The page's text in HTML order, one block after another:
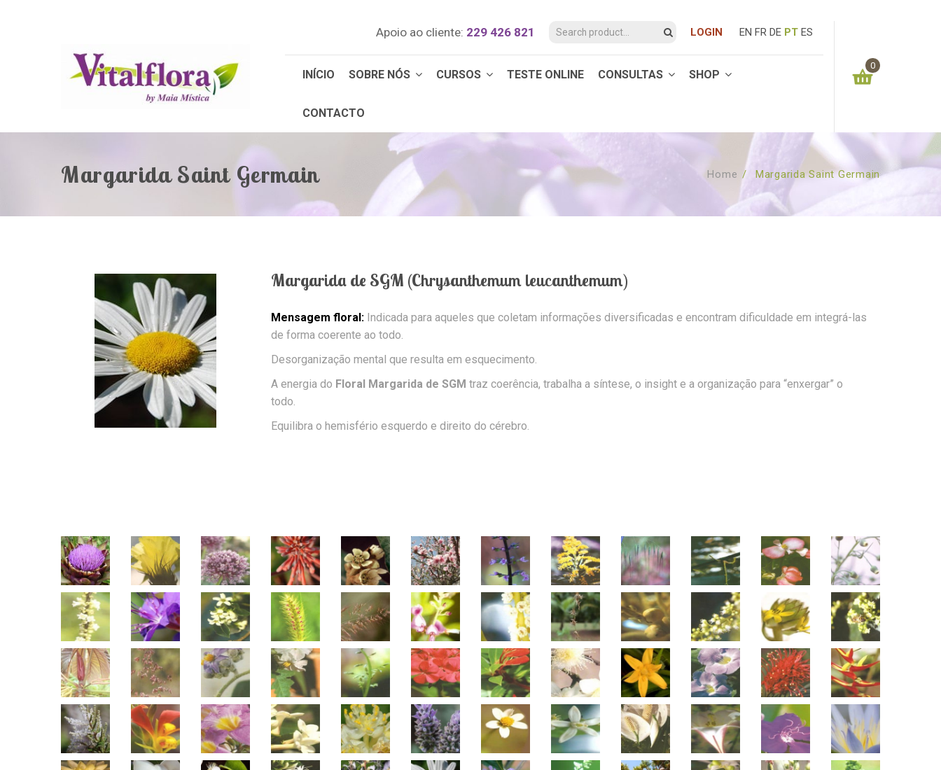
Apoio ao cliente: 229 426 821 LOGIN EN FR DE PT ES
INÍCIO SOBRE NÓS CURSOS TESTE ONLINE CONSULTAS SHOP
CONTACTO
0
0.00 €
Margarida Saint Germain Home / Margarida Saint Germain
Margarida de SGM (Chrysanthemum leucanthemum)
Mensagem floral: Indicada para aqueles que coletam informações diversificadas e encontram dificuldade em integrá-las
de forma coerente ao todo.
Desorganização mental que resulta em esquecimento.
A energia do Floral Margarida de SGM traz coerência, trabalha a síntese, o insight e a organização para “enxergar” o
todo.
Equilibra o hemisfério esquerdo e direito do cérebro.